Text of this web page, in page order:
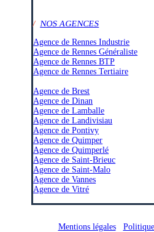
/ NOS AGENCES
Agence de Rennes Industrie
Agence de Rennes Généraliste
Agence de Rennes BTP
Agence de Rennes Tertiaire
Agence de Brest
Agence de Dinan
Agence de Lamballe
Agence de Landivisiau
Agence de Pontivy
Agence de Quimper
Agence de Quimperlé
Agence de Saint-Brieuc
Agence de Saint-Malo
Agence de Vannes
Agence de Vitré
Mentions légales/